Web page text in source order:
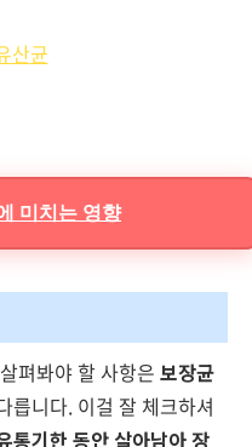
산균
미치는 영향
펴봐야 할 사항은 보장균
릅니다. 이걸 잘 체크하셔
통기한 동안 살아남아 장